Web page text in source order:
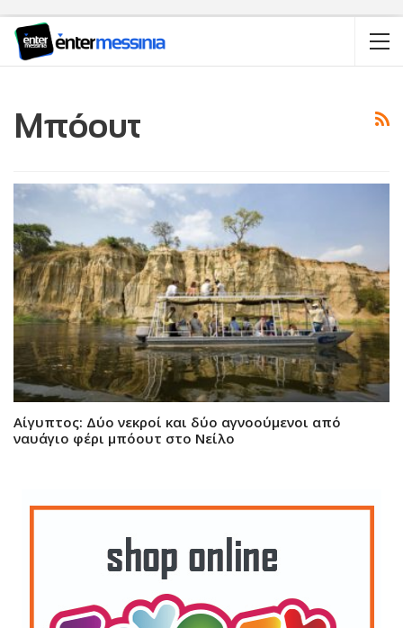
Μπόουτ
Αίγυπτος: Δύο νεκροί και δύο αγνοούμενοι από
ναυάγιο φέρι μπόουτ στο Νείλο